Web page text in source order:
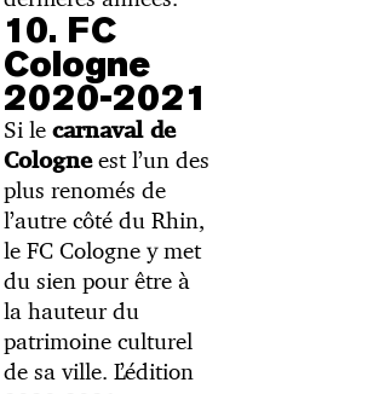
10. FC
Cologne
2020-2021
Si le carnaval de
Cologneest l’un des
plus renomés de
l’autre côté du Rhin,
le FC Cologne y met
du sien pour être à
la hauteur du
patrimoine culturel
de sa ville. L’édition